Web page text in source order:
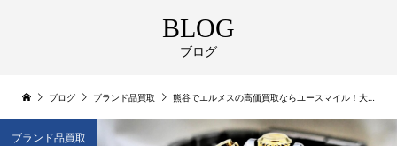
BLOG
ブログ
ブログ ブランド品買取 熊谷でエルメスの高価買取ならユースマイル！大切な品を最高の査定で
ブランド品買取